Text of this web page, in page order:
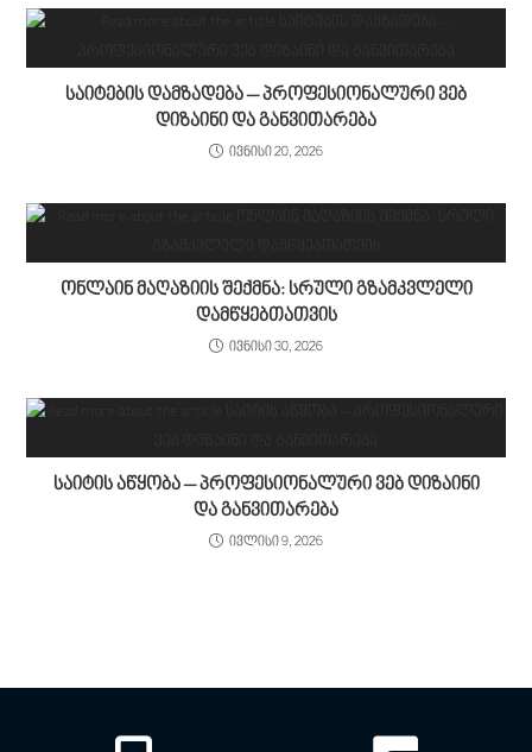
საიტების დამზადება – პროფესიონალური ვებ
დიზაინი და განვითარება
ივნისი 20, 2026
ონლაინ მაღაზიის შექმნა: სრული გზამკვლელი
დამწყებთათვის
ივნისი 30, 2026
საიტის აწყობა – პროფესიონალური ვებ დიზაინი
და განვითარება
ივლისი 9, 2026